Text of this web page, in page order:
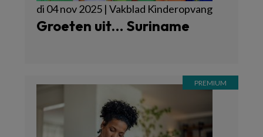
di 04 nov 2025 | Vakblad Kinderopvang
Groeten uit… Suriname